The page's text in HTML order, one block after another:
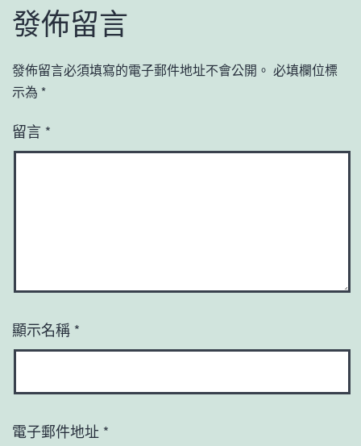
發佈留言
發佈留言必須填寫的電子郵件地址不會公開。 必填欄位標
示為 *
留言 *
顯示名稱 *
電子郵件地址 *